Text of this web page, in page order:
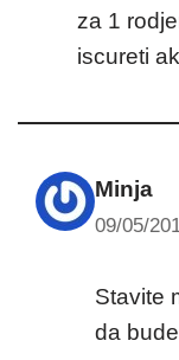
za 1
iscureti
Minja
09/05/
Stavite
da